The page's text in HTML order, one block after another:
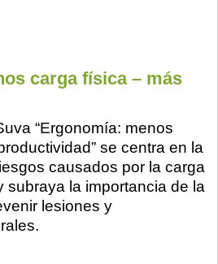
carga física – más
“Ergonomía: menos
se centra en la
causados por la carga
subraya la importancia de la
lesiones y